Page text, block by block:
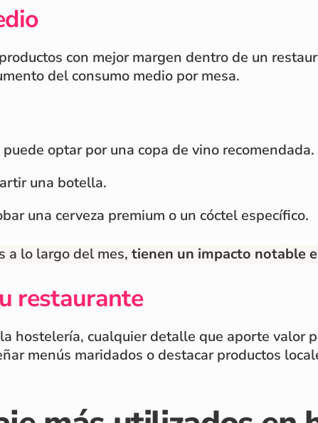
con mejor margen dentro de un
del consumo medio por mesa.
optar por una copa de vino recomendada.
una botella.
una cerveza premium o un cóctel específico.
a lo largo del mes, tienen un impacto notable
restaurante
hostelería, cualquier detalle que aporte valor
menús maridados o destacar productos